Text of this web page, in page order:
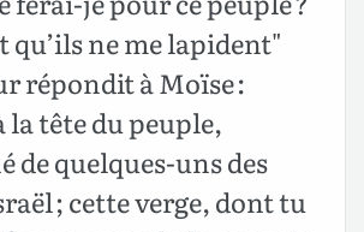
qu’ils ne me lapident"
répondit à Moïse :
la tête du peuple,
de quelques-uns des
; cette verge, dont tu